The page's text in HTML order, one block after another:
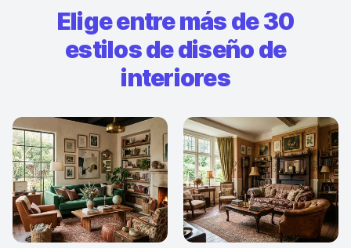
Elige entre más de 30
estilos de diseño de
interiores